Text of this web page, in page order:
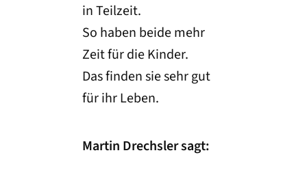
in Teilzeit.
So haben beide mehr
Zeit für die Kinder.
Das finden sie sehr gut
für ihr Leben.
Martin Drechsler sagt: